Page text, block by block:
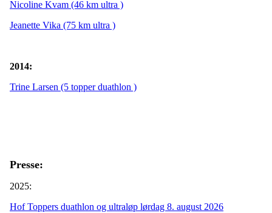
Nicoline Kvam (46 km ultra )
Jeanette Vika (75 km ultra )
2014:
Trine Larsen (5 topper duathlon )
Presse:
2025:
Hof Toppers duathlon og ultraløp lørdag 8. august 2026